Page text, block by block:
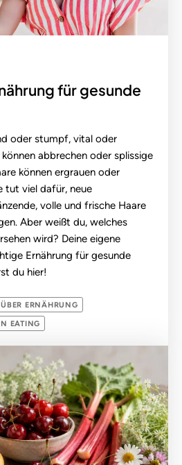
für gesunde
oder stumpf, vital oder
abbrechen oder splissige
können ergrauen oder
tut viel dafür, neue
volle und frische Haare
Aber weißt du, welches
wird? Deine eigene
Ernährung für gesunde
du hier!
ERNÄHRUNG
EATING